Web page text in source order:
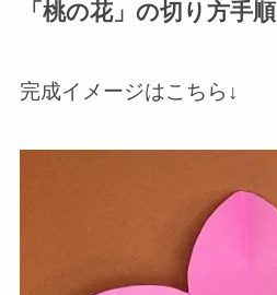
「桃の花」の切り方手順
完成イメージはこちら↓